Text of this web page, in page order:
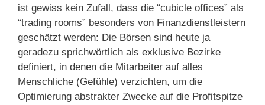
ist gewiss kein Zufall, dass die “cubicle offices” als
“trading rooms” besonders von Finanzdienstleistern
geschätzt werden: Die Börsen sind heute ja
geradezu sprichwörtlich als exklusive Bezirke
definiert, in denen die Mitarbeiter auf alles
Menschliche (Gefühle) verzichten, um die
Optimierung abstrakter Zwecke auf die Profitspitze